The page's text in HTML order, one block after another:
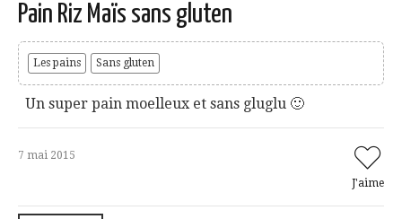
Pain Riz Maïs sans gluten
Les pains Sans gluten
Un super pain moelleux et sans gluglu 🙂
7 mai 2015
J'aime